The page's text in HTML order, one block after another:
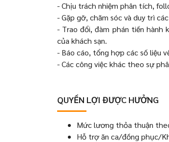
- Chịu trách nhiệm phân tích,
- Gặp gỡ, chăm sóc và duy trì
- Trao đổi, đàm phán tiến hành
của khách sạn.
- Báo cáo, tổng hợp các số liệu
- Các công việc khác theo sự
QUYỀN LỢI ĐƯỢC HƯỞNG
Mức lương thỏa thuận
Hỗ trợ ăn ca/đồng phục/